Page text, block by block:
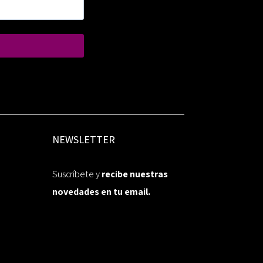
NEWSLETTER
Suscríbete yrecibe nuestras
novedades en tu email.